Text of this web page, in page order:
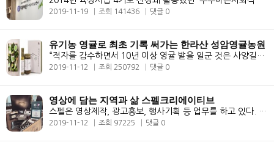
2019-11-19 조회 141436 댓글 0
유기농 영귤로 최초 기록 써가는 한라산 성암영귤농원
“적자를 감수하면서 10년 이상 영귤 밭을 일군 것은 사양길인 제주 감귤 ..
2019-11-12 조회 250792 댓글 0
영상에 담는 지역과 삶 스펠크리에이티브
스펠은 영상제작, 광고홍보, 행사기획 등 업무를 하고 있다. 청년들에게 영..
2019-11-12 조회 97225 댓글 0